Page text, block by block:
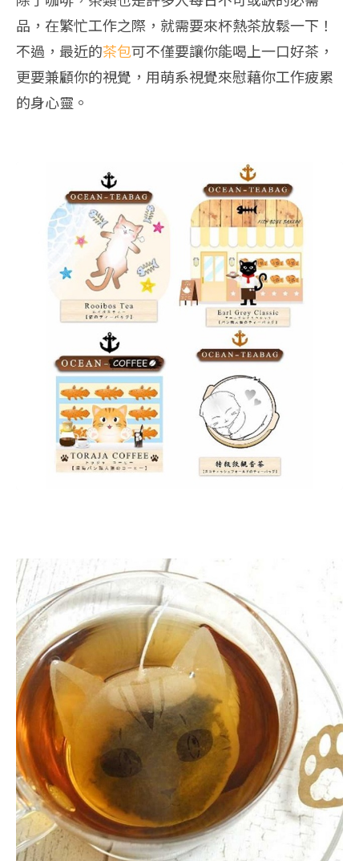
品，在繁忙工作之際，就需要來杯熱茶放鬆一下！
不過，最近的茶包可不僅要讓你能喝上一口好茶，
更要兼顧你的視覺，用萌系視覺來慰藉你工作疲累
的身心靈。